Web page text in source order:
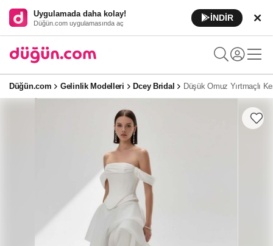
Uygulamada daha kolay!
Düğün.com uygulamasında aç
İNDİR
Düğün.com Gelinlik Modelleri Dcey Bridal Düşük Omuz Yırtmaçlı